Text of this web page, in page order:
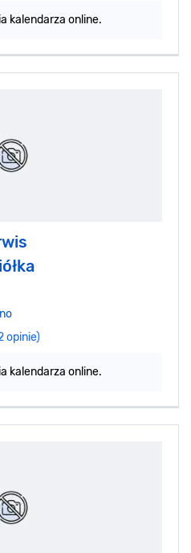
kalendarza online.
opinie)
kalendarza online.